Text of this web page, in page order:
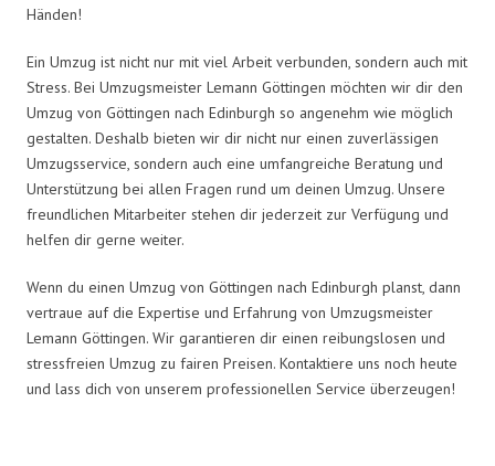
Händen!
Ein Umzug ist nicht nur mit viel Arbeit verbunden, sondern auch mit
Stress. Bei Umzugsmeister Lemann Göttingen möchten wir dir den
Umzug von Göttingen nach Edinburgh so angenehm wie möglich
gestalten. Deshalb bieten wir dir nicht nur einen zuverlässigen
Umzugsservice, sondern auch eine umfangreiche Beratung und
Unterstützung bei allen Fragen rund um deinen Umzug. Unsere
freundlichen Mitarbeiter stehen dir jederzeit zur Verfügung und
helfen dir gerne weiter.
Wenn du einen Umzug von Göttingen nach Edinburgh planst, dann
vertraue auf die Expertise und Erfahrung von Umzugsmeister
Lemann Göttingen. Wir garantieren dir einen reibungslosen und
stressfreien Umzug zu fairen Preisen. Kontaktiere uns noch heute
und lass dich von unserem professionellen Service überzeugen!